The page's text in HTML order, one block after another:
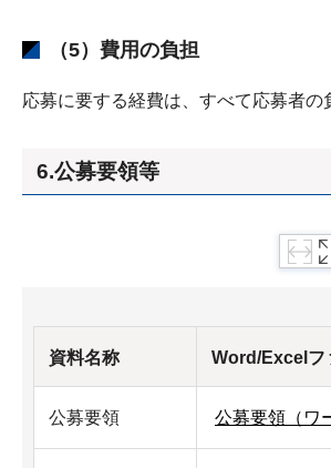
（5）費用の負担
応募に要する経費は、すべて応募者の
6.公募要領等
資料名称 Word/Excelフ
公募要領 公募要領（ワ